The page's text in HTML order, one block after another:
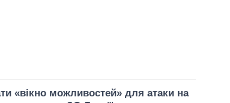
«вікно можливостей» для атаки на